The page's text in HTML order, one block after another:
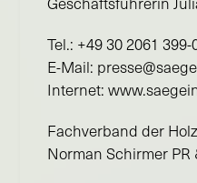
Tel.: +49 30
E-Mail:
Internet:
Fachverband der
Norman Schirmer